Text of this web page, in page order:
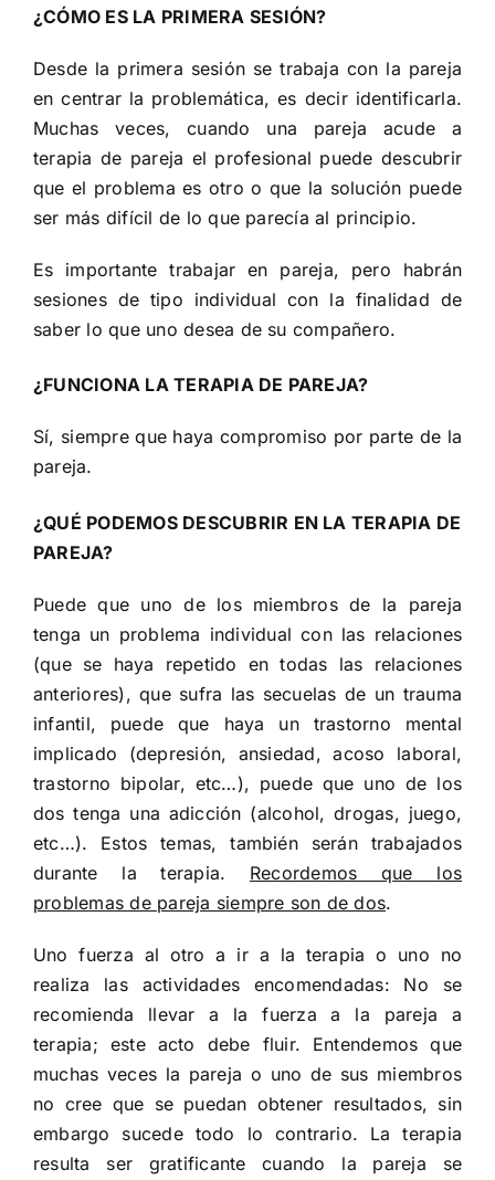
¿CÓMO ES LA PRIMERA SESIÓN?
Desde la primera sesión se trabaja con la pareja
en centrar la problemática, es decir identificarla.
Muchas veces, cuando una pareja acude a
terapia de pareja el profesional puede descubrir
que el problema es otro o que la solución puede
ser más difícil de lo que parecía al principio.
Es importante trabajar en pareja, pero habrán
sesiones de tipo individual con la finalidad de
saber lo que uno desea de su compañero.
¿FUNCIONA LA TERAPIA DE PAREJA?
Sí, siempre que haya compromiso por parte de la
pareja.
¿QUÉ PODEMOS DESCUBRIR EN LA TERAPIA DE
PAREJA?
Puede que uno de los miembros de la pareja
tenga un problema individual con las relaciones
(que se haya repetido en todas las relaciones
anteriores), que sufra las secuelas de un trauma
infantil, puede que haya un trastorno mental
implicado (depresión, ansiedad, acoso laboral,
trastorno bipolar, etc…), puede que uno de los
dos tenga una adicción (alcohol, drogas, juego,
etc…). Estos temas, también serán trabajados
durante la terapia. Recordemos que los
problemas de pareja siempre son de dos.
Uno fuerza al otro a ir a la terapia o uno no
realiza las actividades encomendadas: No se
recomienda llevar a la fuerza a la pareja a
terapia; este acto debe fluir. Entendemos que
muchas veces la pareja o uno de sus miembros
no cree que se puedan obtener resultados, sin
embargo sucede todo lo contrario. La terapia
resulta ser gratificante cuando la pareja se